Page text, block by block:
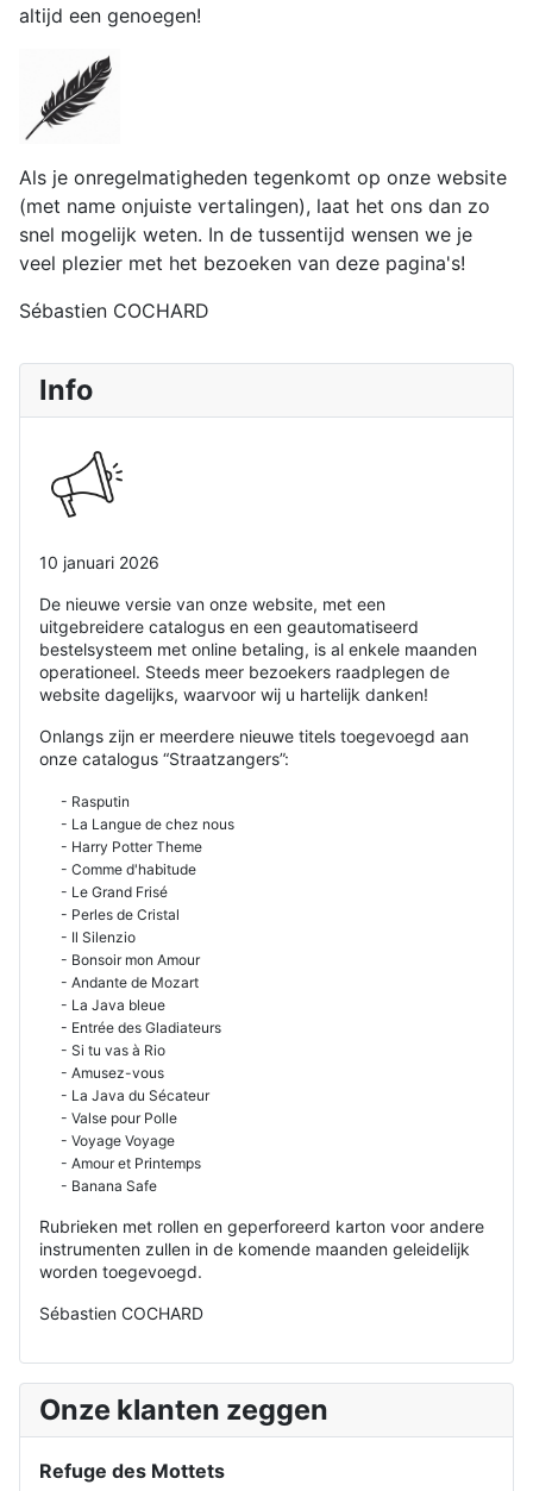
Info
10 januari 2026
De nieuwe versie van onze website, met een
uitgebreidere catalogus en een geautomatiseerd
bestelsysteem met online betaling, is al enkele maanden
operationeel. Steeds meer bezoekers raadplegen de
website dagelijks, waarvoor wij u hartelijk danken!
Onlangs zijn er meerdere nieuwe titels toegevoegd aan
onze catalogus “Straatzangers”:
- Rasputin
- La Langue de chez nous
- Harry Potter Theme
- Comme d'habitude
- Le Grand Frisé
- Perles de Cristal
- Il Silenzio
- Bonsoir mon Amour
- Andante de Mozart
- La Java bleue
- Entrée des Gladiateurs
- Si tu vas à Rio
- Amusez-vous
- La Java du Sécateur
- Valse pour Polle
- Voyage Voyage
- Amour et Printemps
- Banana Safe
Rubrieken met rollen en geperforeerd karton voor andere
instrumenten zullen in de komende maanden geleidelijk
worden toegevoegd.
Sébastien COCHARD
Onze klanten zeggen
Refuge des Mottets
altijd een genoegen!
Als je onregelmatigheden tegenkomt op onze website
(met name onjuiste vertalingen), laat het ons dan zo
snel mogelijk weten. In de tussentijd wensen we je
veel plezier met het bezoeken van deze pagina's!
Sébastien COCHARD